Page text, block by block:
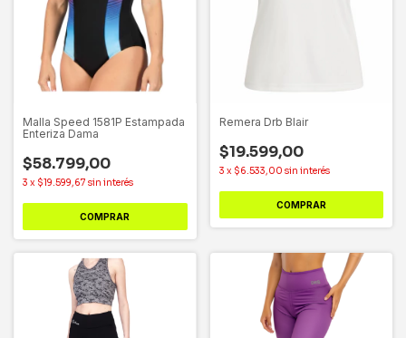
Malla Speed 1581P Estampada
Enteriza Dama
$58.799,00
3 x $19.599,67 sin interés
COMPRAR
Remera Drb Blair
$19.599,00
3 x $6.533,00 sin interés
COMPRAR